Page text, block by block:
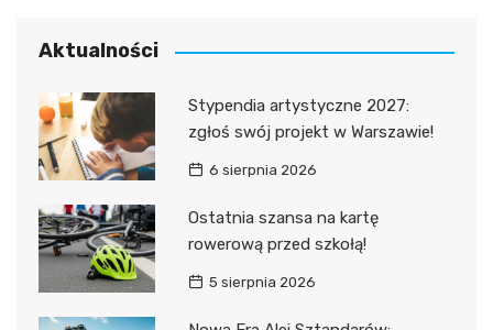
Aktualności
Stypendia artystyczne 2027:
zgłoś swój projekt w Warszawie!
6 sierpnia 2026
Ostatnia szansa na kartę
rowerową przed szkołą!
5 sierpnia 2026